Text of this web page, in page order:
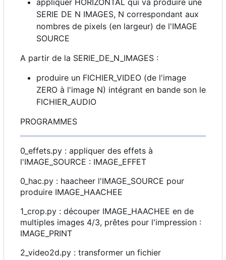
SERIE DE N IMAGES, N correspondant aux
nombres de pixels (en largeur) de l'IMAGE
SOURCE
A partir de la SERIE_DE_N_IMAGES :
produire un FICHIER_VIDEO (de l'image
ZERO à l'image N) intégrant en bande son le
FICHIER_AUDIO
PROGRAMMES
0_effets.py : appliquer des effets à
l'IMAGE_SOURCE : IMAGE_EFFET
0_hac.py : haacheer l'IMAGE_SOURCE pour
produire IMAGE_HAACHEE
1_crop.py : découper IMAGE_HAACHEE en de
multiples images 4/3, prêtes pour l'impression :
IMAGE_PRINT
2_video2d.py : transformer un fichier